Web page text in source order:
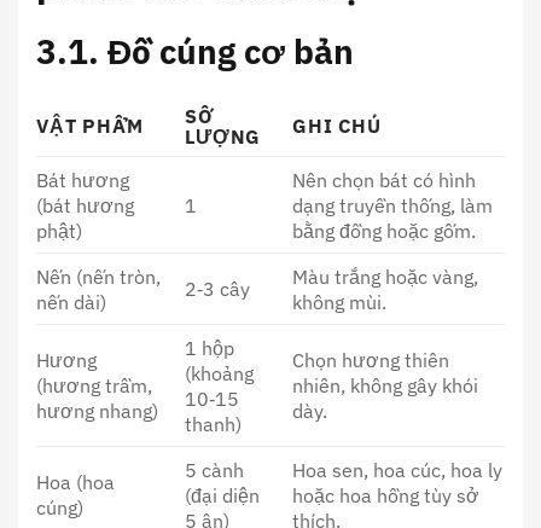
3.1. Đồ cúng cơ bản
VẬT PHẨM
SỐ
LƯỢNG
GHI CHÚ
Bát hương
(bát hương
phật)
1
Nên chọn bát có hình
dạng truyền thống, làm
bằng đồng hoặc gốm.
Nến (nến tròn,
nến dài)
2‑3 cây
Màu trắng hoặc vàng,
không mùi.
Hương
(hương trầm,
hương nhang)
1 hộp
(khoảng
10‑15
thanh)
Chọn hương thiên
nhiên, không gây khói
dày.
Hoa (hoa
cúng)
5 cành
(đại diện
5 ân)
Hoa sen, hoa cúc, hoa ly
hoặc hoa hồng tùy sở
thích.